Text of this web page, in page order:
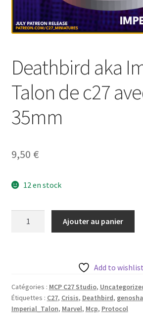
Deathbird aka
Talon de c27
35mm
9,50 €
12 en stock
de
c27
avec
Ajouter au panier
Add to wishlist
Catégories : MCP C27 Studio,
Étiquettes : C27, Crisis, Deathbird,
Imperial_Talon, Marvel, Mcp, Protocol